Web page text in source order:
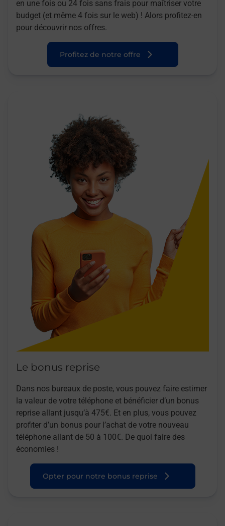
en une fois ou 24 fois sans frais pour maîtriser votre
budget (et même 4 fois sur le web) ! Alors profitez-en
pour découvrir nos offres.
Profitez de notre offre
Le bonus reprise
Dans nos bureaux de poste, vous pouvez faire estimer
la valeur de votre téléphone et bénéficier d’un bonus
reprise allant jusqu’à 475€. Et en plus, vous pouvez
profiter d’un bonus pour l’achat de votre nouveau
téléphone allant de 50 à 100€. De quoi faire des
économies !
Opter pour notre bonus reprise